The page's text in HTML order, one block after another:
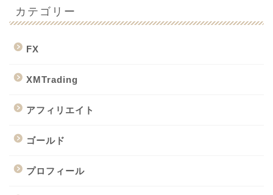
カテゴリー
FX
XMTrading
アフィリエイト
ゴールド
プロフィール